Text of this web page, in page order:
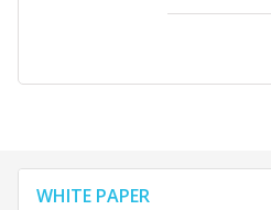
WHITE PAPER